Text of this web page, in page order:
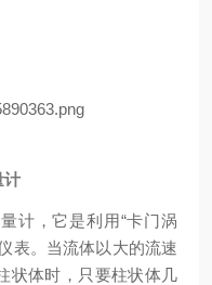
计
计，它是利用“卡门涡
表。当流体以大的流速
状体时，只要柱状体几